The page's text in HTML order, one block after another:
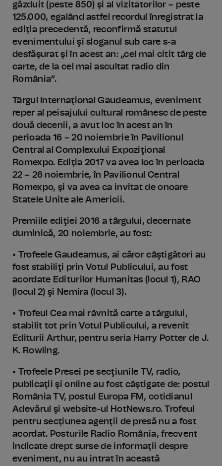
găzduit (peste 850) şi al vizitatorilor – peste
125.000, egalând astfel recordul înregistrat la
ediţia precedentă, reconfirmă statutul
evenimentului şi sloganul sub care s-a
desfăşurat şi în acest an: „cel mai citit târg de
carte, de la cel mai ascultat radio din
România”.
Târgul Internaţional Gaudeamus, eveniment
reper al peisajului cultural românesc de peste
două decenii, a avut loc în acest an în
perioada 16 – 20 noiembrie în Pavilionul
Central al Complexului Expoziţional
Romexpo. Ediţia 2017 va avea loc în perioada
22 – 26 noiembrie, în Pavilionul Central
Romexpo, şi va avea ca invitat de onoare
Statele Unite ale Americii.
Premiile ediţiei 2016 a târgului, decernate
duminică, 20 noiembrie, au fost:
• Trofeele Gaudeamus, ai căror câştigători au
fost stabiliţi prin Votul Publicului, au fost
acordate Editurilor Humanitas (locul 1), RAO
(locul 2) şi Nemira (locul 3).
• Trofeul Cea mai râvnită carte a târgului,
stabilit tot prin Votul Publicului, a revenit
Editurii Arthur, pentru seria Harry Potter de J.
K. Rowling.
• Trofeele Presei pe secţiunile TV, radio,
publicaţii şi online au fost câştigate de: postul
România TV, postul Europa FM, cotidianul
Adevărul şi website-ul HotNews.ro. Trofeul
pentru secţiunea agenţii de presă nu a fost
acordat. Posturile Radio România, frecvent
indicate drept surse de informaţii despre
eveniment, nu au intrat în această